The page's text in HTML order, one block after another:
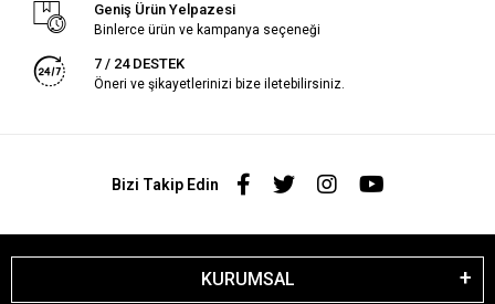
Geniş Ürün Yelpazesi
Binlerce ürün ve kampanya seçeneği
7 / 24 DESTEK
Öneri ve şikayetlerinizi bize iletebilirsiniz.
Bizi Takip Edin
KURUMSAL